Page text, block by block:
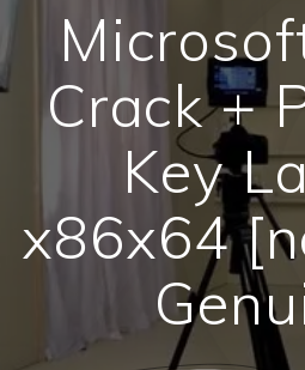
Crack +
Key
x86x64